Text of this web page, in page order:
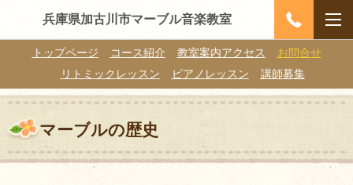
兵庫県加古川市マーブル音楽教室
トップページ コース紹介 教室案内アクセス
お問合せ
リトミックレッスン
ピアノレッスン 講師募集
マーブルの歴史